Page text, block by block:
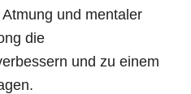
und mentaler
die
und zu einem